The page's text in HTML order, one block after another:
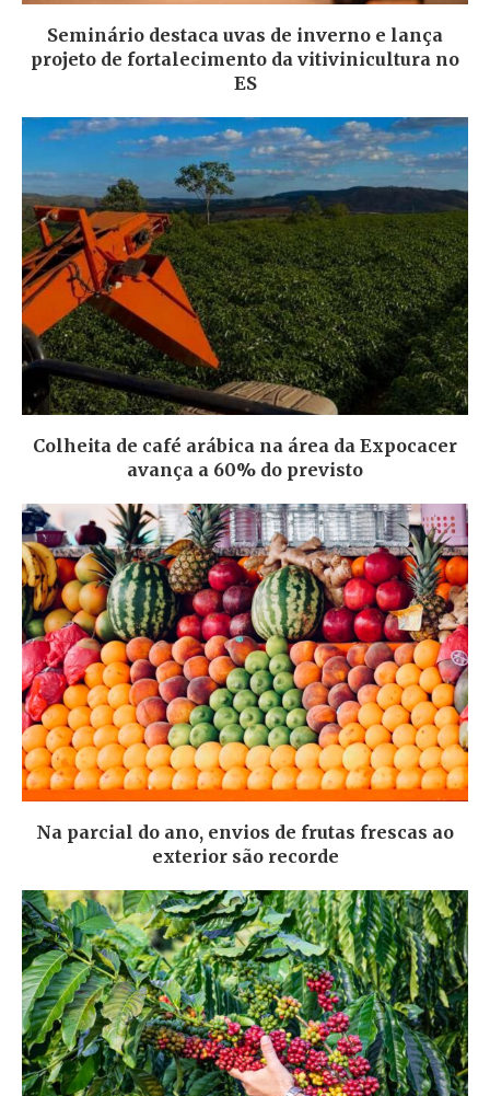
Seminário destaca uvas de inverno e lança
projeto de fortalecimento da vitivinicultura no
ES
Colheita de café arábica na área da Expocacer
avança a 60% do previsto
Na parcial do ano, envios de frutas frescas ao
exterior são recorde